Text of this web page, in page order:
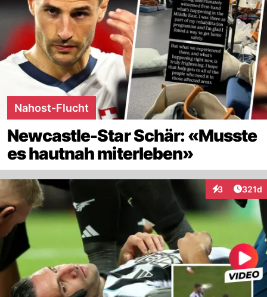
Nahost-Flucht
Newcastle-Star Schär: «Musste
es hautnah miterleben»
3
Interaktionen
321d